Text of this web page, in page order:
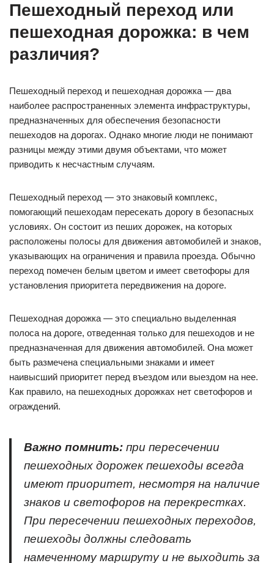
Пешеходный переход или
пешеходная дорожка: в чем
различия?
Пешеходный переход и пешеходная дорожка — два
наиболее распространенных элемента инфраструктуры,
предназначенных для обеспечения безопасности
пешеходов на дорогах. Однако многие люди не понимают
разницы между этими двумя объектами, что может
приводить к несчастным случаям.
Пешеходный переход — это знаковый комплекс,
помогающий пешеходам пересекать дорогу в безопасных
условиях. Он состоит из пеших дорожек, на которых
расположены полосы для движения автомобилей и знаков,
указывающих на ограничения и правила проезда. Обычно
переход помечен белым цветом и имеет светофоры для
установления приоритета передвижения на дороге.
Пешеходная дорожка — это специально выделенная
полоса на дороге, отведенная только для пешеходов и не
предназначенная для движения автомобилей. Она может
быть размечена специальными знаками и имеет
наивысший приоритет перед въездом или выездом на нее.
Как правило, на пешеходных дорожках нет светофоров и
ограждений.
Важно помнить: при пересечении
пешеходных дорожек пешеходы всегда
имеют приоритет, несмотря на наличие
знаков и светофоров на перекрестках.
При пересечении пешеходных переходов,
пешеходы должны следовать
намеченному маршруту и не выходить за